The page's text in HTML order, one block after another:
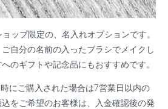
ップ限定の、名入れオプションです。
自分の名前の入ったブラシでメイクし
のギフトや記念品にもおすすめです。
にご購入された場合は7営業日以内の
をご希望のお客様は、入金確認後の発